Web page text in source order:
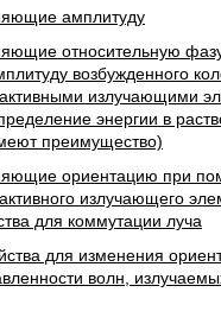
амплитуду
относительную
возбужденного
излучающими
энергии в
преимущество)
ориентацию при
излучающего
для коммутации луча
для изменения
волн,